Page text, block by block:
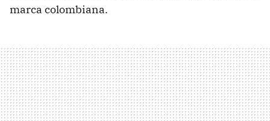
marca colombiana.